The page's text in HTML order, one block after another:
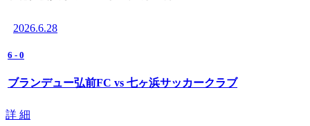
2026.6.28
6 - 0
ブランデュー弘前FC vs 七ヶ浜サッカークラブ
詳 細